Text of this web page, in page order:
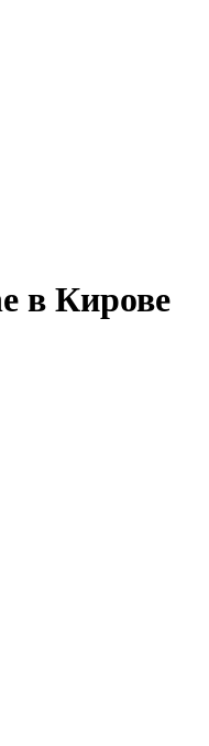
в Кирове